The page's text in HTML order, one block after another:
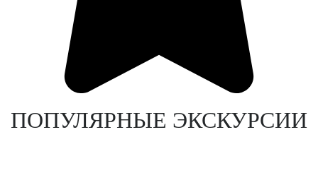
ПОПУЛЯРНЫЕ ЭКСКУРСИИ